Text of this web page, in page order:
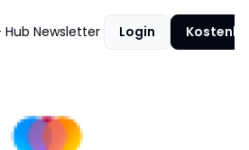
Hub Newsletter Login